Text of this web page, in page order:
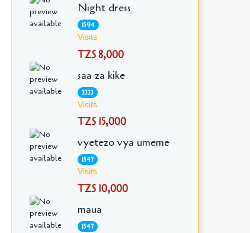
Night dress
1594
Visits
TZS 8,000
saa za kike
3333
Visits
TZS 15,000
vyetezo vya umeme
1547
Visits
TZS 10,000
maua
1547